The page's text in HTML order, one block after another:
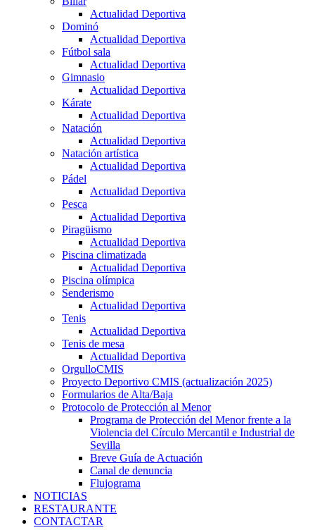
Actualidad Deportiva
Dominó
Actualidad Deportiva
Fútbol sala
Actualidad Deportiva
Gimnasio
Actualidad Deportiva
Kárate
Actualidad Deportiva
Natación
Actualidad Deportiva
Natación artística
Actualidad Deportiva
Pádel
Actualidad Deportiva
Pesca
Actualidad Deportiva
Piragüismo
Actualidad Deportiva
Piscina climatizada
Actualidad Deportiva
Piscina olímpica
Senderismo
Actualidad Deportiva
Tenis
Actualidad Deportiva
Tenis de mesa
Actualidad Deportiva
OrgulloCMIS
Proyecto Deportivo CMIS (actualización 2025)
Formularios de Alta/Baja
Protocolo de Protección al Menor
Programa de Protección del Menor frente a la
Violencia del Círculo Mercantil e Industrial de
Sevilla
Breve Guía de Actuación
Canal de denuncia
Flujograma
NOTICIAS
RESTAURANTE
CONTACTAR